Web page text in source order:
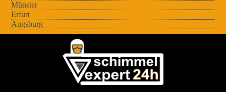
Münster
Erfurt
Augsburg